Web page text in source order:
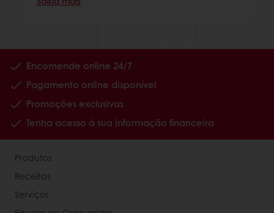
Encomende online 24/7
Pagamento online disponível
Promoções exclusivas
Tenha acesso à sua informação financeira
Produtos
Receitas
Serviços